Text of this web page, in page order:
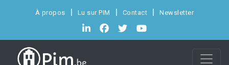
À propos Lu sur PIM Contact Newsletter